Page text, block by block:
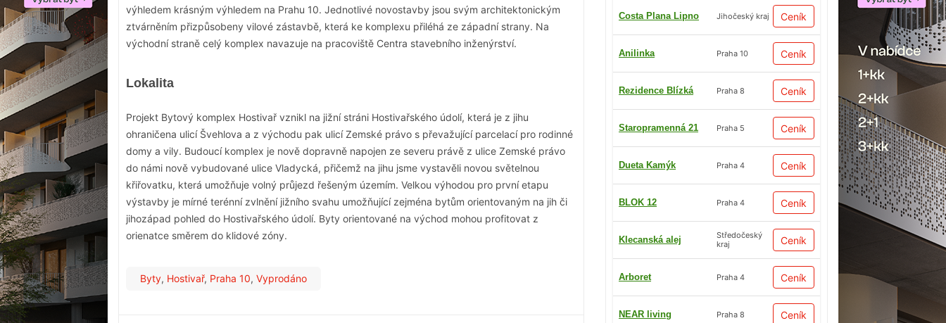
Costa Plana Lipno Jihočeský kraj Ceník
Anilinka Praha 10 Ceník
Rezidence Blízká Praha 8 Ceník
Staropramenná 21 Praha 5 Ceník
Dueta Kamýk Praha 4 Ceník
BLOK 12 Praha 4 Ceník
Klecanská alej
Středočeský
kraj
Ceník
Arboret Praha 4 Ceník
NEAR living Praha 8 Ceník
výhledem krásným výhledem na Prahu 10. Jednotlivé novostavby jsou svým architektonickým
ztvárněním přizpůsobeny vilové zástavbě, která ke komplexu přiléhá ze západní strany. Na
východní straně celý komplex navazuje na pracoviště Centra stavebního inženýrství.
Lokalita
Projekt Bytový komplex Hostivař vznikl na jižní stráni Hostivařského údolí, která je z jihu
ohraničena ulicí Švehlova a z východu pak ulicí Zemské právo s převažující parcelací pro rodinné
domy a vily. Budoucí komplex je nově dopravně napojen ze severu právě z ulice Zemské právo
do námi nově vybudované ulice Vladycká, přičemž na jihu jsme vystavěli novou světelnou
křiřovatku, která umožňuje volný průjezd řešeným územím. Velkou výhodou pro první etapu
výstavby je mírné terénní zvlnění jižního svahu umožňující zejména bytům orientovaným na jih či
jihozápad pohled do Hostivařského údolí. Byty orientované na východ mohou profitovat z
orienatce směrem do klidové zóny.
Byty, Hostivař, Praha 10, Vyprodáno